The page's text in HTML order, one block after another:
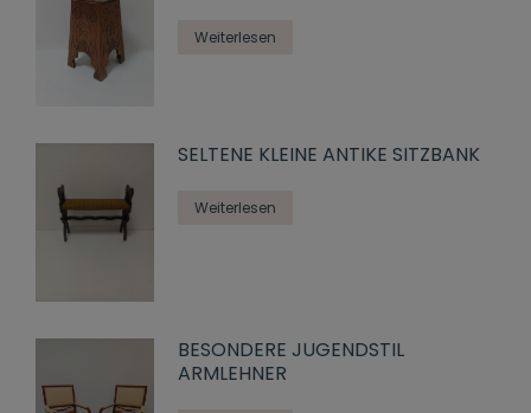
Weiterlesen
SELTENE KLEINE ANTIKE SITZBANK
Weiterlesen
BESONDERE JUGENDSTIL
ARMLEHNER